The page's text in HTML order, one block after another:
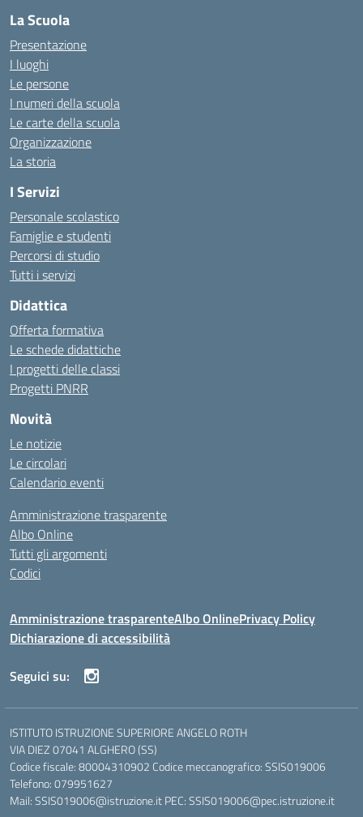
La Scuola
Presentazione
I luoghi
Le persone
I numeri della scuola
Le carte della scuola
Organizzazione
La storia
I Servizi
Personale scolastico
Famiglie e studenti
Percorsi di studio
Tutti i servizi
Didattica
Offerta formativa
Le schede didattiche
I progetti delle classi
Progetti PNRR
Novità
Le notizie
Le circolari
Calendario eventi
Amministrazione trasparente
Albo Online
Tutti gli argomenti
Codici
Amministrazione trasparenteAlbo OnlinePrivacy Policy
Dichiarazione di accessibilità
Seguici su:
ISTITUTO ISTRUZIONE SUPERIORE ANGELO ROTH
VIA DIEZ 07041 ALGHERO (SS)
Codice fiscale: 80004310902 Codice meccanografico: SSIS019006
Telefono: 079951627
Mail: SSIS019006@istruzione.it PEC: SSIS019006@pec.istruzione.it